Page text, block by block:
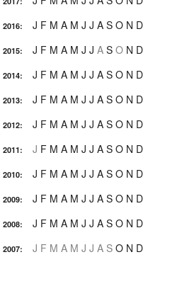
2016: J F M A M J J A S O N D
2015: J F M A M J J A S O N D
2014: J F M A M J J A S O N D
2013: J F M A M J J A S O N D
2012: J F M A M J J A S O N D
2011: J F M A M J J A S O N D
2010: J F M A M J J A S O N D
2009: J F M A M J J A S O N D
2008: J F M A M J J A S O N D
2007: J F M A M J J A S O N D